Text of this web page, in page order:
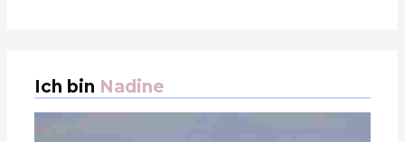
Ich bin Nadine